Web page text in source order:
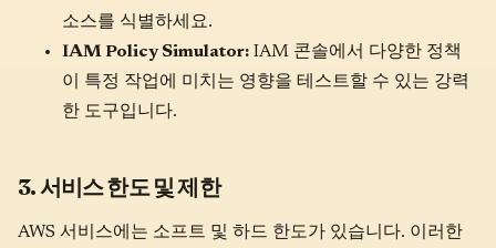
소스를 식별하세요.
IAM Policy Simulator: IAM 콘솔에서 다양한 정책
이 특정 작업에 미치는 영향을 테스트할 수 있는 강력
한 도구입니다.
3. 서비스 한도 및 제한
AWS 서비스에는 소프트 및 하드 한도가 있습니다. 이러한